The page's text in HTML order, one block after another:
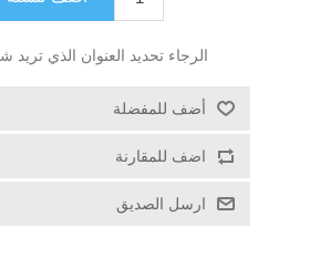
الرجاء تحديد العنوان الذي تريد
أضف للمفضلة
اضف للمقارنة
ارسل الصديق